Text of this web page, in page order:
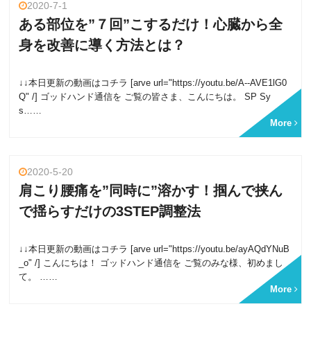
2020-7-1
ある部位を”７回”こするだけ！心臓から全
身を改善に導く方法とは？
↓↓本日更新の動画はコチラ [arve url="https://youtu.be/A--AVE1lG0
Q" /] ゴッドハンド通信を ご覧の皆さま、こんにちは。 SP Sy
s……
More
2020-5-20
肩こり腰痛を”同時に”溶かす！掴んで挟ん
で揺らすだけの3STEP調整法
↓↓本日更新の動画はコチラ [arve url="https://youtu.be/ayAQdYNuB
_o" /] こんにちは！ ゴッドハンド通信を ご覧のみな様、初めまし
て。 ……
More